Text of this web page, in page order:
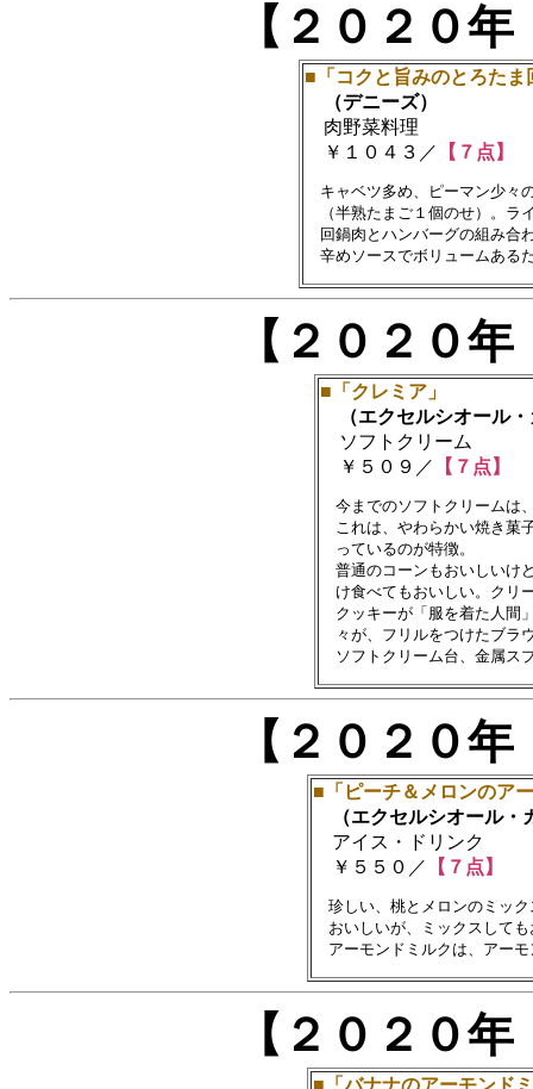
【２０２０
■「コクと旨みのとろたま
（デニーズ）
肉野菜料理
￥１０４３／
【７点】
キャベツ多め、ピーマン少々
（半熟たまご１個のせ）。ラ
回鍋肉とハンバーグの組み合
【２０２０
■「クレミア」
（エクセルシオール・
ソフトクリーム
￥５０９／
【７点】
今までのソフトクリームは
これは、やわらかい焼き菓
っているのが特徴。
普通のコーンもおいしいけ
け食べてもおいしい。クリ
クッキーが「服を着た人間
々が、フリルをつけたブラ
【２０２０
■「ピーチ＆メロンのア
（エクセルシオール・
アイス・ドリンク
￥５５０／ 【７点】
珍しい、桃とメロンのミッ
おいしいが、ミックスしても
【２０２０
■「バナナのアーモンド